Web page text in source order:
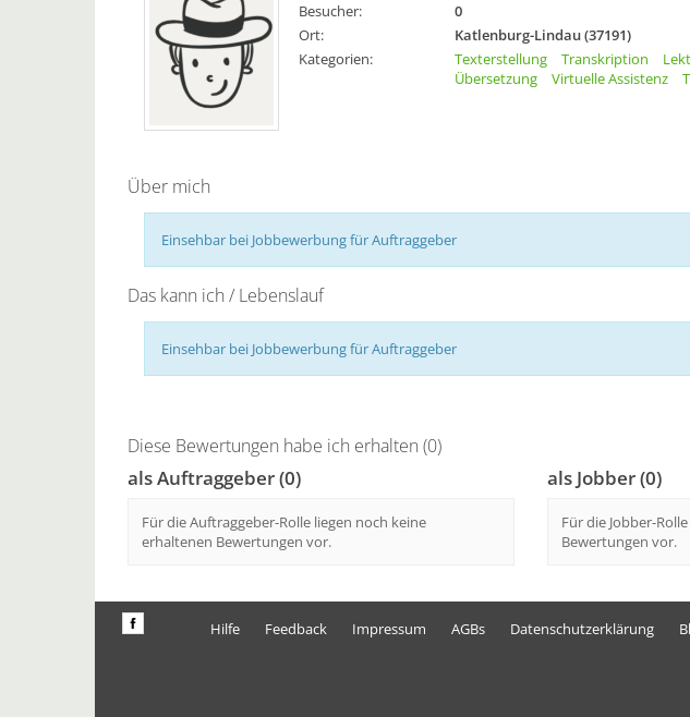
Besucher:
0
Ort:
Katlenburg-Lindau (37191)
Kategorien:
Texterstellung Transkription
Übersetzung
Virtuelle Assistenz
Über mich
Einsehbar bei Jobbewerbung für Auftraggeber
Das kann ich / Lebenslauf
Einsehbar bei Jobbewerbung für Auftraggeber
Diese Bewertungen habe ich erhalten (0)
als Auftraggeber (0)
Für die Auftraggeber-Rolle liegen noch keine
erhaltenen Bewertungen vor.
als Jobber (0)
Für die Jobber-
Bewertungen vor.
Hilfe Feedback Impressum AGBs Datenschutzerklärung